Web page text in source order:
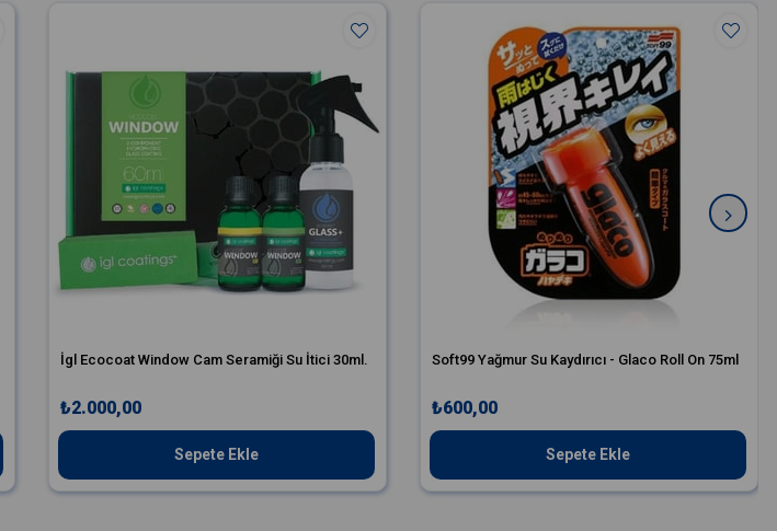
İgl Ecocoat Window Cam Seramiği Su İtici 30ml.
₺2.000,00
Sepete Ekle
Soft99 Yağmur Su Kaydırıcı - Glaco Roll On 75ml
₺600,00
Sepete Ekle